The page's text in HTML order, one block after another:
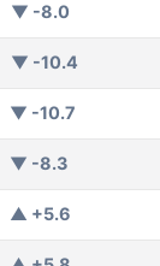
▼ -8.0
▼ -10.4
▼ -10.7
▼ -8.3
▲ +5.6